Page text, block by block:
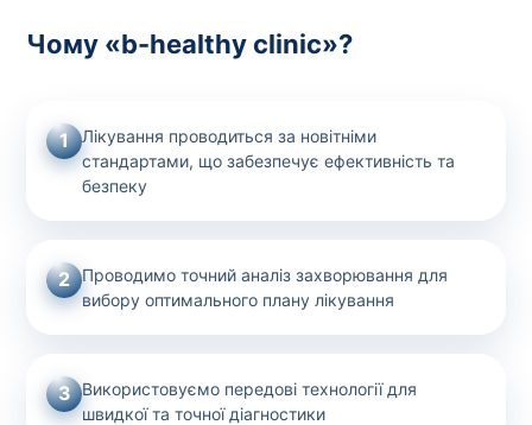
Чому «b-healthy clinic»?
1
Лікування проводиться за новітніми
стандартами, що забезпечує ефективність та
безпеку
2
Проводимо точний аналіз захворювання для
вибору оптимального плану лікування
3 Використовуємо передові технології для
швидкої та точної діагностики